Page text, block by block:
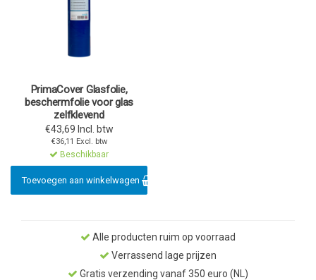
PrimaCover Glasfolie,
beschermfolie voor glas
zelfklevend
€43,69 Incl. btw
€36,11 Excl. btw
Beschikbaar
Toevoegen aan winkelwagen
Alle producten ruim op voorraad
Verrassend lage prijzen
Gratis verzending vanaf 350 euro (NL)